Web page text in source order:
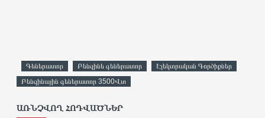
Գեներատոր Բենզինե գեներատոր
Էլեկտրական Գործիքներ
Բենզինային գեներատոր 3500Վտ
ԱՌՆՉՎՈՂ ՀՈԴՎԱԾՆԵՐ